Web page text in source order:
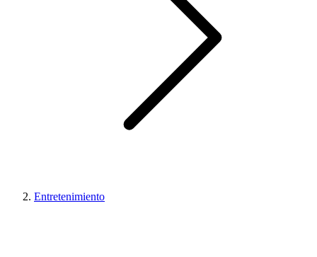
Entretenimiento